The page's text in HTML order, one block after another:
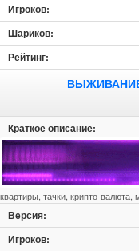
квартиры, тачки, крипто-валюта,